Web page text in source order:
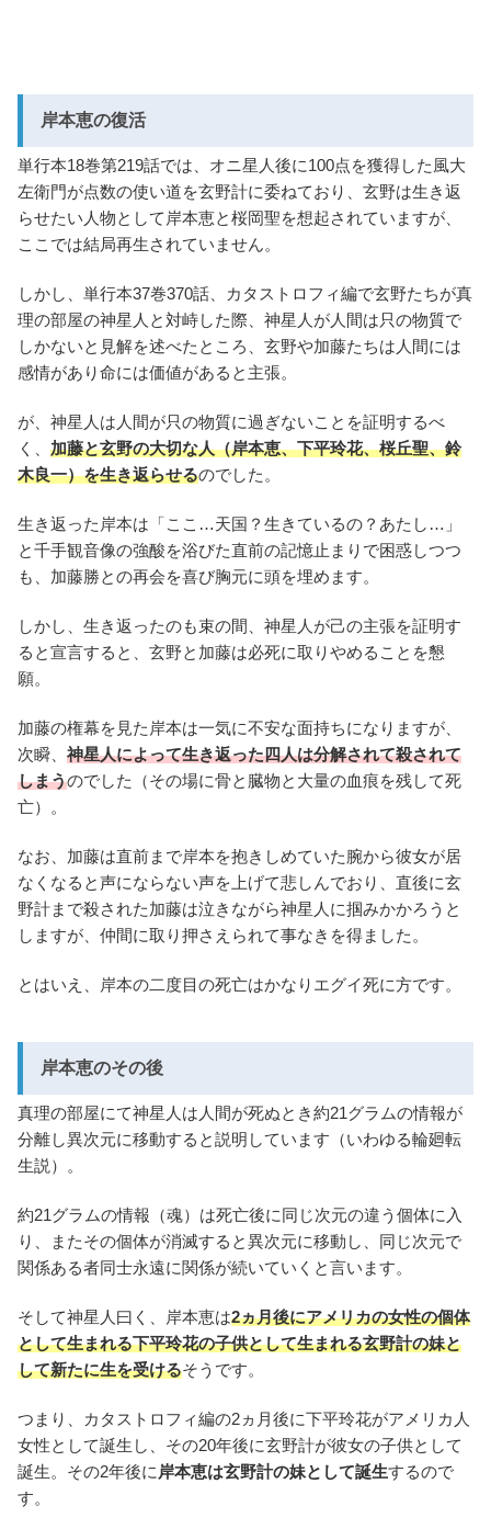
岸本恵の復活
単行本18巻第219話では、オニ星人後に100点を獲得した風大
左衛門が点数の使い道を玄野計に委ねており、玄野は生き返
らせたい人物として岸本恵と桜岡聖を想起されていますが、
ここでは結局再生されていません。
しかし、単行本37巻370話、カタストロフィ編で玄野たちが真
理の部屋の神星人と対峙した際、神星人が人間は只の物質で
しかないと見解を述べたところ、玄野や加藤たちは人間には
感情があり命には価値があると主張。
が、神星人は人間が只の物質に過ぎないことを証明するべ
く、 加藤と玄野の大切な人（岸本恵、下平玲花、桜丘聖、鈴
木良一）を生き返らせるのでした。
生き返った岸本は「ここ…天国？生きているの？あたし…」
と千手観音像の強酸を浴びた直前の記憶止まりで困惑しつつ
も、加藤勝との再会を喜び胸元に頭を埋めます。
しかし、生き返ったのも束の間、神星人が己の主張を証明す
ると宣言すると、玄野と加藤は必死に取りやめることを懇
願。
加藤の権幕を見た岸本は一気に不安な面持ちになりますが、
次瞬、 神星人によって生き返った四人は分解されて殺されて
しまうのでした（その場に骨と臓物と大量の血痕を残して死
亡）。
なお、加藤は直前まで岸本を抱きしめていた腕から彼女が居
なくなると声にならない声を上げて悲しんでおり、直後に玄
野計まで殺された加藤は泣きながら神星人に掴みかかろうと
しますが、仲間に取り押さえられて事なきを得ました。
とはいえ、岸本の二度目の死亡はかなりエグイ死に方です。
岸本恵のその後
真理の部屋にて神星人は人間が死ぬとき約21グラムの情報が
分離し異次元に移動すると説明しています（いわゆる輪廻転
生説）。
約21グラムの情報（魂）は死亡後に同じ次元の違う個体に入
り、またその個体が消滅すると異次元に移動し、同じ次元で
関係ある者同士永遠に関係が続いていくと言います。
そして神星人曰く、岸本恵は2ヵ月後にアメリカの女性の個体
として生まれる下平玲花の子供として生まれる玄野計の妹と
して新たに生を受けるそうです。
つまり、カタストロフィ編の2ヵ月後に下平玲花がアメリカ人
女性として誕生し、その20年後に玄野計が彼女の子供として
誕生。その2年後に 岸本恵は玄野計の妹として誕生するので
す。